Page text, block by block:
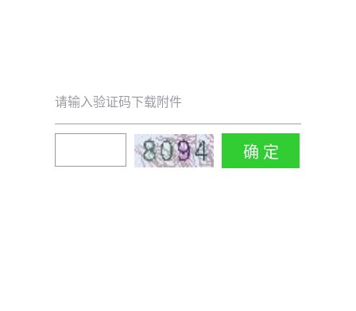
请输入验证码下载附件